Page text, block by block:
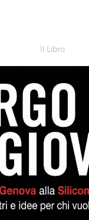
Il Libro